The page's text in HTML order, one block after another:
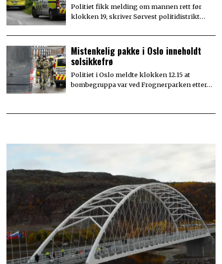
Politiet fikk melding om mannen rett før
klokken 19, skriver Sørvest politidistrikt…
Mistenkelig pakke i Oslo inneholdt
solsikkefrø
Politiet i Oslo meldte klokken 12.15 at
bombegruppa var ved Frognerparken etter…